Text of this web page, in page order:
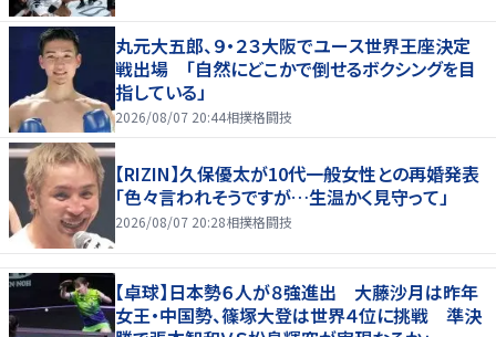
丸元大五郎、９・２３大阪でユース世界王座決定
戦出場 「自然にどこかで倒せるボクシングを目
指している」
2026/08/07 20:44相撲格闘技
【RIZIN】久保優太が10代一般女性との再婚発表
「色々言われそうですが…生温かく見守って」
2026/08/07 20:28相撲格闘技
【卓球】日本勢６人が８強進出 大藤沙月は昨年
女王・中国勢、篠塚大登は世界４位に挑戦 準決